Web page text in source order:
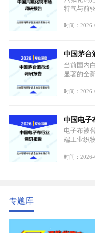
特气与前
沉积（
密制造流
时间：
中国茅台
当前国内
显著的全
道。贵州
业。
时间：
中国电子
电子布被
端工业织
生产制造
时间：
专题库